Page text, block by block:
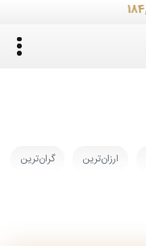
ارزان‌ترین گران‌ترین